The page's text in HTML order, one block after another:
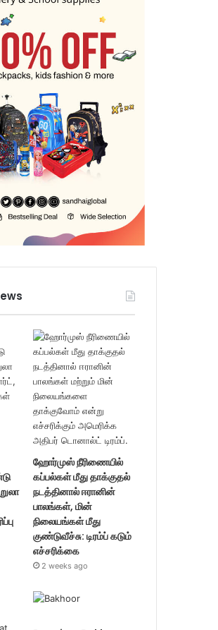
ஹோர்முஸ் நீரிணையில்
கப்பல்கள் மீது தாக்குதல்
நடத்தினால் ஈரானின்
பாலங்கள், மின்
நிலையங்கள் மீது
குண்டுவீச்சு: டிரம்ப் கடும்
எச்சரிக்கை
2 weeks ago